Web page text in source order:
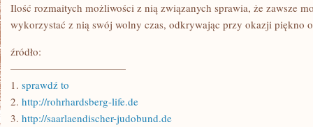
Ilość rozmaitych możliwości z nią związanych sprawia, że zawsze
wykorzystać z nią swój wolny czas, odkrywając przy okazji piękno
źródło:
———————————
1. sprawdź to
2. http://rohrhardsberg-life.de
3. http://saarlaendischer-judobund.de